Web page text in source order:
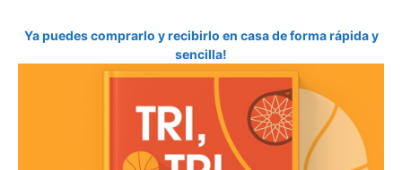
Ya puedes comprarlo y recibirlo en casa de forma rápida y
sencilla!